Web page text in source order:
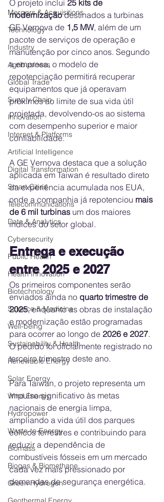
Mergers & Acquisitions
Technology
Industry
Agribusiness
Global Trade
Supply Chain
Innovation
Internet & Platforms
Artificial Intelligence
Digital Transformation
Smart Cities
Telecommunications
Data & Analytics
Cybersecurity
Public Health
Health Innovation
Biotechnology
Science & Medicine
Well-being
Sustainability & Health
Renewable Energy
Solar Energy
Wind Energy
Hydropower
Waste-to-Energy
Biomass
Biogas & Biomethane
Green Hydrogen
O projeto inclui 25 kits de
modernização destinados a turbinas
GE Vernova de 1,5 MW, além de um
pacote de serviços de operação e
manutenção por cinco anos. Segundo
a empresa, o modelo de
repotenciação permitirá recuperar
equipamentos que já operavam
próximos ao limite de sua vida útil
projetada, devolvendo-os ao sistema
com desempenho superior e maior
confiabilidade.
A GE Vernova destaca que a solução
aplicada em Taiwan é resultado direto
da experiência acumulada nos EUA,
onde a companhia já repotenciou mais
de 6 mil turbinas um dos maiores
índices do setor global.
Entrega e execução
entre 2025 e 2027
Os primeiros componentes serão
enviados ainda no quarto trimestre de
2025, enquanto as obras de instalação
e modernização estão programadas
para ocorrer ao longo de 2026 e 2027.
O pedido foi oficialmente registrado no
terceiro trimestre deste ano.
Para Taiwan, o projeto representa um
impulso significativo às metas
nacionais de energia limpa,
ampliando a vida útil dos parques
eólicos terrestres e contribuindo para
reduzir a dependência de
combustíveis fósseis em um mercado
cada vez mais pressionado por
demandas de segurança energética.